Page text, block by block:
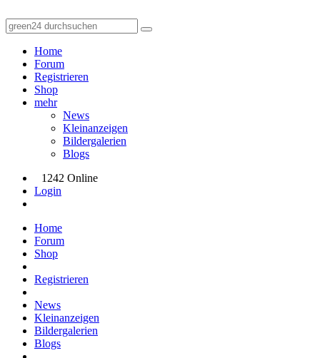
Home
Forum
Registrieren
Shop
mehr
News
Kleinanzeigen
Bildergalerien
Blogs
1242 Online
Login
Home
Forum
Shop
Registrieren
News
Kleinanzeigen
Bildergalerien
Blogs